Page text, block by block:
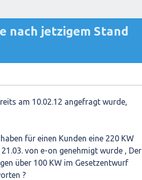
jetzigem Stand
am 10.02.12 angefragt wurde,
für einen Kunden eine 220 KW
von e-on genehmigt wurde , Der
über 100 KW im Gesetzentwurf
?